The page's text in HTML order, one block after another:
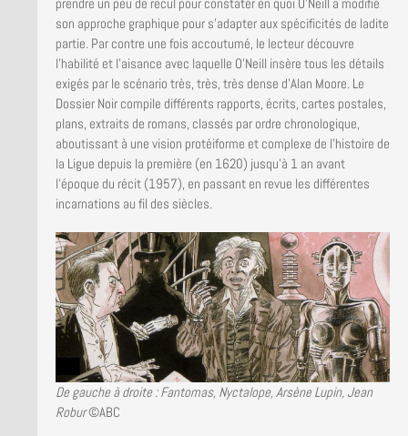
son approche graphique pour s’adapter aux spécificités de ladite
partie. Par contre une fois accoutumé, le lecteur découvre
l’habilité et l’aisance avec laquelle O’Neill insère tous les détails
exigés par le scénario très, très, très dense d’Alan Moore. Le
Dossier Noir compile différents rapports, écrits, cartes postales,
plans, extraits de romans, classés par ordre chronologique,
aboutissant à une vision protéiforme et complexe de l’histoire de
la Ligue depuis la première (en 1620) jusqu’à 1 an avant
l’époque du récit (1957), en passant en revue les différentes
incarnations au fil des siècles.
De gauche à droite : Fantomas, Nyctalope, Arsène Lupin, Jean
Robur©ABC